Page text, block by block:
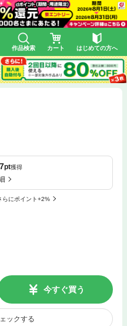
作品検索 カート はじめての方へ
7pt獲得
らにポイント+2%
今すぐ買う
ックする